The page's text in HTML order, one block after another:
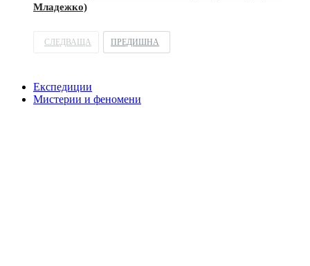
Младежко)
СЛЕДВАЩА ПРЕДИШНА
Експедиции
Мистерии и феномени